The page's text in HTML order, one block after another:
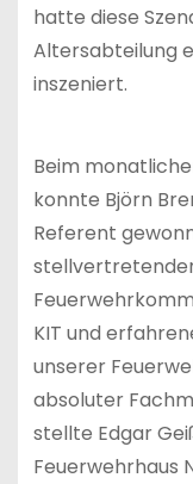
hatte diese
Altersabteilung
inszeniert.
Beim
konnte Björn
Referent
KIT und
unserer
absoluter
stellte Edgar
Feuerwehrhaus